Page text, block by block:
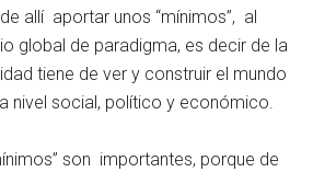
allí aportar unos “mínimos”, al
global de paradigma, es decir de la
tiene de ver y construir el mundo
nivel social, político y económico.
son importantes, porque de